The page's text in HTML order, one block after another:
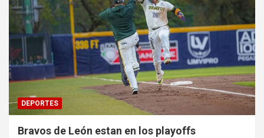
DEPORTES
Bravos de León estan en los playoffs